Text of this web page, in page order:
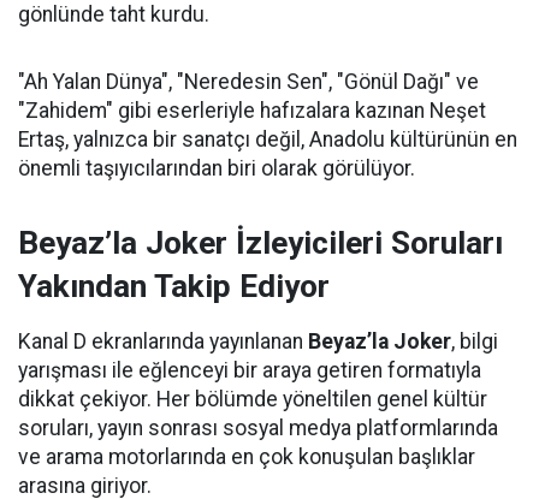
gönlünde taht kurdu.
"Ah Yalan Dünya", "Neredesin Sen", "Gönül Dağı" ve
"Zahidem" gibi eserleriyle hafızalara kazınan Neşet
Ertaş, yalnızca bir sanatçı değil, Anadolu kültürünün en
önemli taşıyıcılarından biri olarak görülüyor.
Beyaz’la Joker İzleyicileri Soruları
Yakından Takip Ediyor
Kanal D ekranlarında yayınlanan Beyaz’la Joker, bilgi
yarışması ile eğlenceyi bir araya getiren formatıyla
dikkat çekiyor. Her bölümde yöneltilen genel kültür
soruları, yayın sonrası sosyal medya platformlarında
ve arama motorlarında en çok konuşulan başlıklar
arasına giriyor.